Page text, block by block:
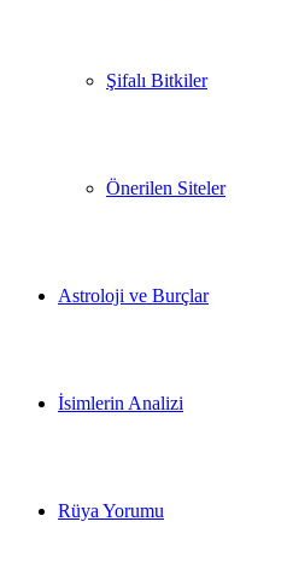
Şifalı Bitkiler
Önerilen Siteler
Astroloji ve Burçlar
İsimlerin Analizi
Rüya Yorumu